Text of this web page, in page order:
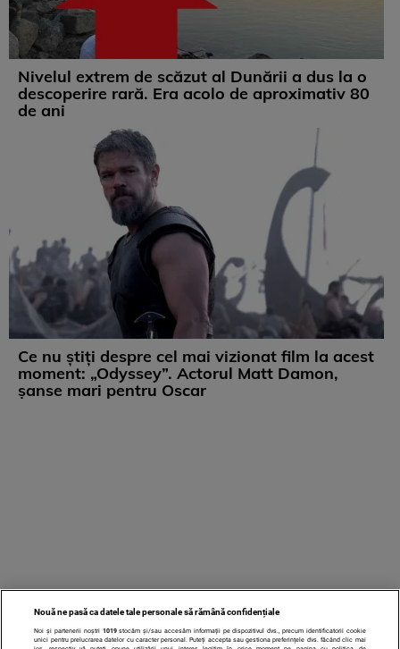
Nivelul extrem de scăzut al Dunării a dus la o
descoperire rară. Era acolo de aproximativ 80
de ani
Ce nu știți despre cel mai vizionat film la acest
moment: „Odyssey”. Actorul Matt Damon,
șanse mari pentru Oscar
Nouă ne pasă ca datele tale personale să rămână confidențiale
Noi și partenerii noștri 1019stocăm și/sau accesăm informații pe dispozitivul dvs., precum identificatorii cookie
unici pentru prelucrarea datelor cu caracter personal. Puteți accepta sau gestiona preferințele dvs. făcând clic mai